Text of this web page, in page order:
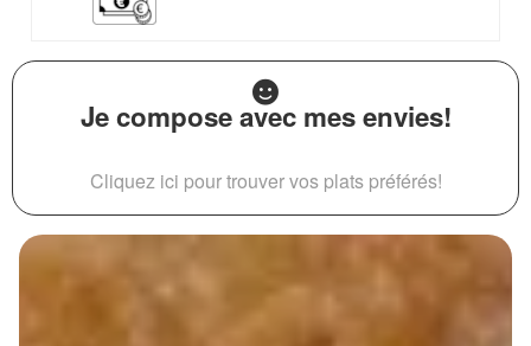
Je compose avec mes envies!
Cliquez ici pour trouver vos plats préférés!